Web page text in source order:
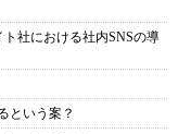
社における社内SNSの導
という案？